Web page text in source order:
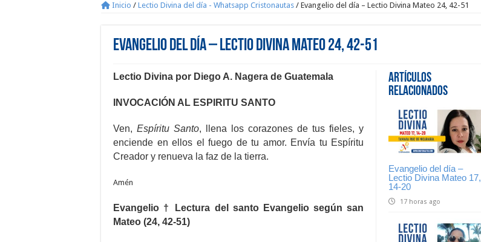
Inicio / Lectio Divina del día - Whatsapp Cristonautas / Evangelio del día – Lectio Divina Mateo 24, 42-51
Evangelio del día – Lectio Divina Mateo 24, 42-51
Artículos
Relacionados
Evangelio del día –
Lectio Divina Mateo 17,
14-20
17 horas ago
Lectio Divina por Diego A. Nagera de Guatemala
INVOCACIÓN AL ESPIRITU SANTO
Ven, Espíritu Santo, llena los corazones de tus fieles, y
enciende en ellos el fuego de tu amor. Envía tu Espíritu
Creador y renueva la faz de la tierra.
Amén
Evangelio † Lectura del santo Evangelio según san
Mateo (24, 42-51)